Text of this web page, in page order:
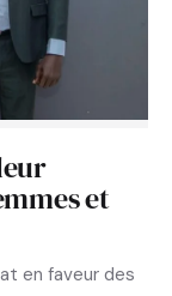
et
en faveur des